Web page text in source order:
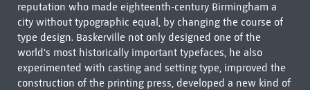
reputation who made eighteenth-century Birmingham a
city without typographic equal, by changing the course of
type design. Baskerville not only designed one of the
world's most historically important typefaces, he also
experimented with casting and setting type, improved the
construction of the printing press, developed a new kind of